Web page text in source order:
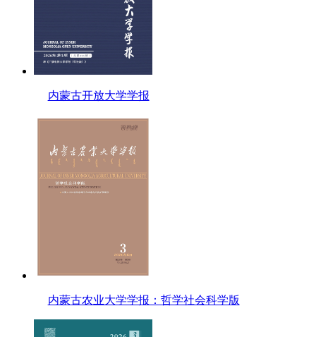
内蒙古开放大学学报
内蒙古农业大学学报：哲学社会科学版